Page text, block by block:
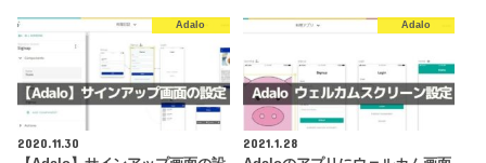
Adalo
2020.11.30
Adalo
2021.1.28